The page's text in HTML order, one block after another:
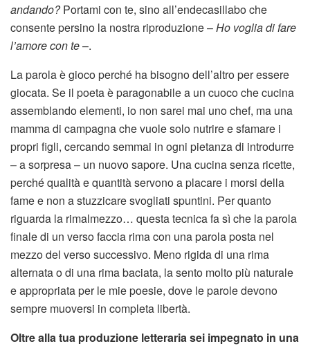
andando?Portami con te, sino all’endecasillabo che
consente persino la nostra riproduzione –Ho voglia di fare
l’amore con te–.
La parola è gioco perché ha bisogno dell’altro per essere
giocata. Se il poeta è paragonabile a un cuoco che cucina
assemblando elementi, io non sarei mai uno chef, ma una
mamma di campagna che vuole solo nutrire e sfamare i
propri figli, cercando semmai in ogni pietanza di introdurre
– a sorpresa – un nuovo sapore. Una cucina senza ricette,
perché qualità e quantità servono a placare i morsi della
fame e non a stuzzicare svogliati spuntini. Per quanto
riguarda la rimalmezzo… questa tecnica fa sì che la parola
finale di un verso faccia rima con una parola posta nel
mezzo del verso successivo. Meno rigida di una rima
alternata o di una rima baciata, la sento molto più naturale
e appropriata per le mie poesie, dove le parole devono
sempre muoversi in completa libertà.
Oltre alla tua produzione letteraria sei impegnato in una